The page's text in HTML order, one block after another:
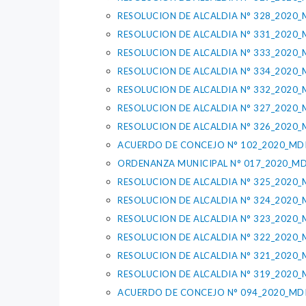
RESOLUCION DE ALCALDIA N°
RESOLUCION DE ALCALDIA N°
RESOLUCION DE ALCALDIA N°
RESOLUCION DE ALCALDIA N°
RESOLUCION DE ALCALDIA N°
RESOLUCION DE ALCALDIA N°
RESOLUCION DE ALCALDIA N°
ACUERDO DE CONCEJO N° 102_2020_MDI
ORDENANZA MUNICIPAL N°
RESOLUCION DE ALCALDIA N°
RESOLUCION DE ALCALDIA N°
RESOLUCION DE ALCALDIA N°
RESOLUCION DE ALCALDIA N°
RESOLUCION DE ALCALDIA N°
RESOLUCION DE ALCALDIA N°
ACUERDO DE CONCEJO N° 094_2020_MDI